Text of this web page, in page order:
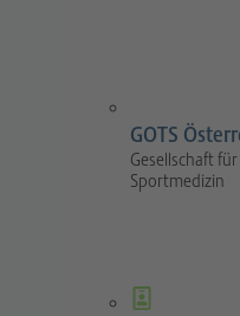
GOTS
Gesellschaft
Sportmedizin